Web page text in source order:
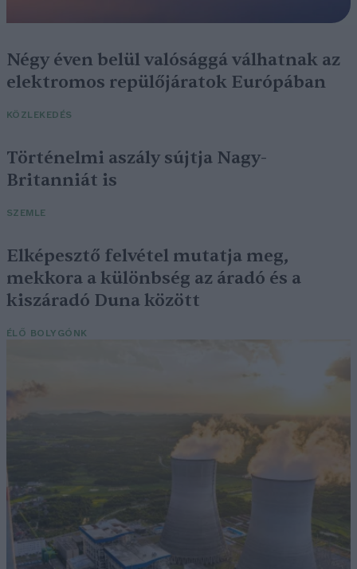
Négy éven belül valósággá válhatnak az
elektromos repülőjáratok Európában
KÖZLEKEDÉS
Történelmi aszály sújtja Nagy-
Britanniát is
SZEMLE
Elképesztő felvétel mutatja meg,
mekkora a különbség az áradó és a
kiszáradó Duna között
ÉLŐ BOLYGÓNK